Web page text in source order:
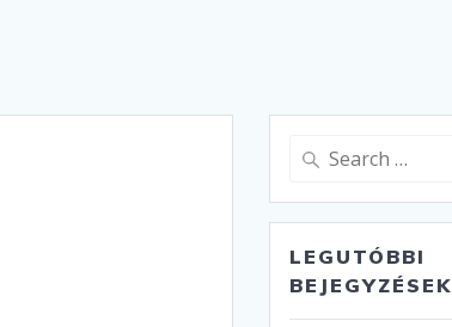
Search
LEGUTÓBBI
BEJEGYZÉSEK